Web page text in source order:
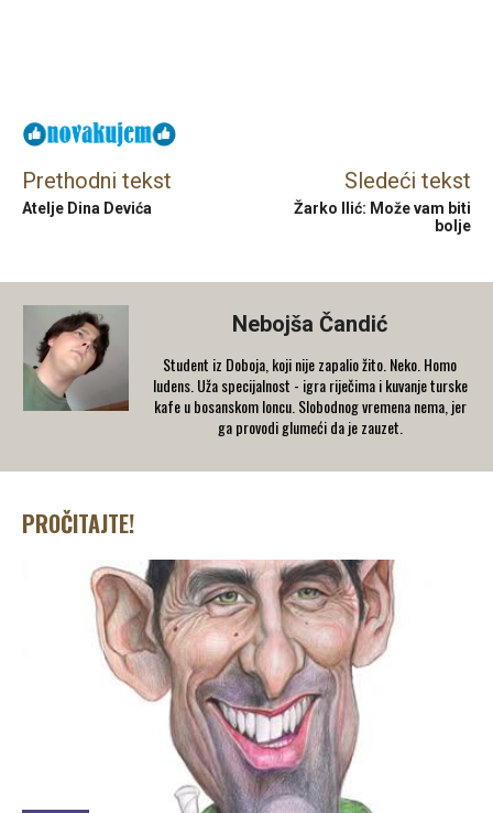
Prethodni tekst
Atelje Dina Devića
Sledeći tekst
Žarko Ilić: Može vam biti
bolje
Nebojša Čandić
Student iz Doboja, koji nije zapalio žito. Neko. Homo
ludens. Uža specijalnost - igra riječima i kuvanje turske
kafe u bosanskom loncu. Slobodnog vremena nema, jer
ga provodi glumeći da je zauzet.
PROČITAJTE!